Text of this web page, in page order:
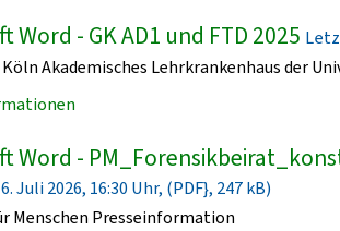
Word - GK AD1 und FTD 2025
Akademisches Lehrkrankenhaus der
Word -
Juli 2026, 16:30 Uhr, (PDF}, 247 kB)
Menschen Presseinformation